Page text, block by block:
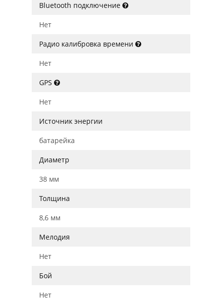
Bluetooth подключение
Нет
Радио калибровка времени
Нет
GPS
Нет
Источник энергии
батарейка
Диаметр
38 мм
Толщина
8,6 мм
Мелодия
Нет
Бой
Нет